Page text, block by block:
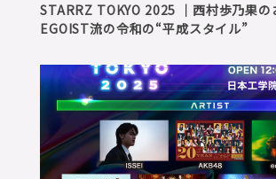
STARRZ TOKYO 2025 ｜西村歩乃果の
EGOIST流の令和の“平成スタイル”